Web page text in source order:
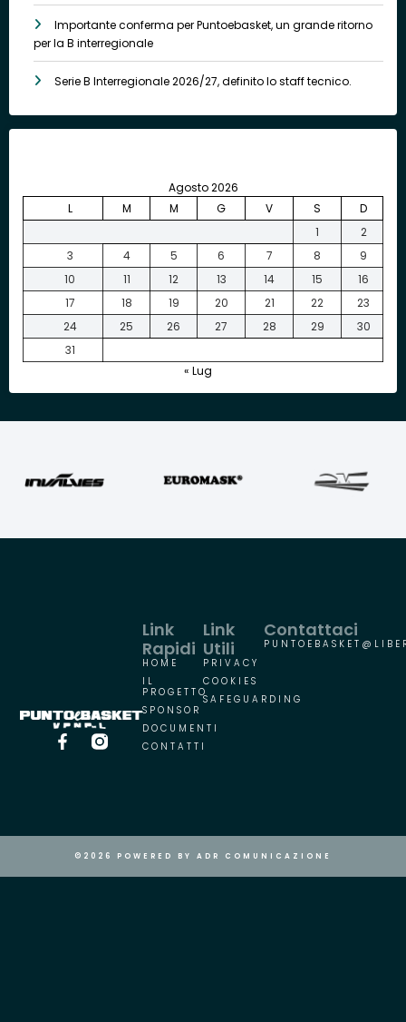
Importante conferma per Puntoebasket, un grande ritorno
per la B interregionale
Serie B Interregionale 2026/27, definito lo staff tecnico.
Agosto 2026
L
M M G V S
D
1
2
3
4 5 6 7 8
9
10
11 12 13 14 15
16
17
18 19 20 21 22
23
24
25 26 27 28 29
30
31
« Lug
Link
Utili
PRIVACY
COOKIES
SAFEGUARDING
Link
Rapidi
HOME
IL
PROGETTO
SPONSOR
DOCUMENTI
CONTATTI
Contattaci
©2026 POWERED BY ADR COMUNICAZIONE